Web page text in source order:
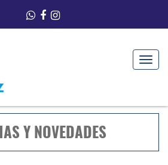
Toggle
Y NOVEDADES